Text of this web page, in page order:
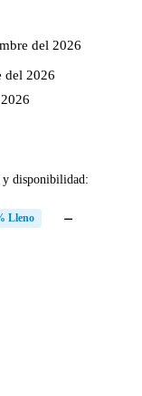
del 2026
del 2026
y disponibilidad:
Lleno